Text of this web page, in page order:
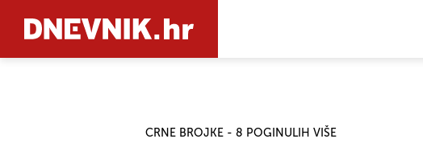
CRNE BROJKE - 8 POGINULIH VIŠE